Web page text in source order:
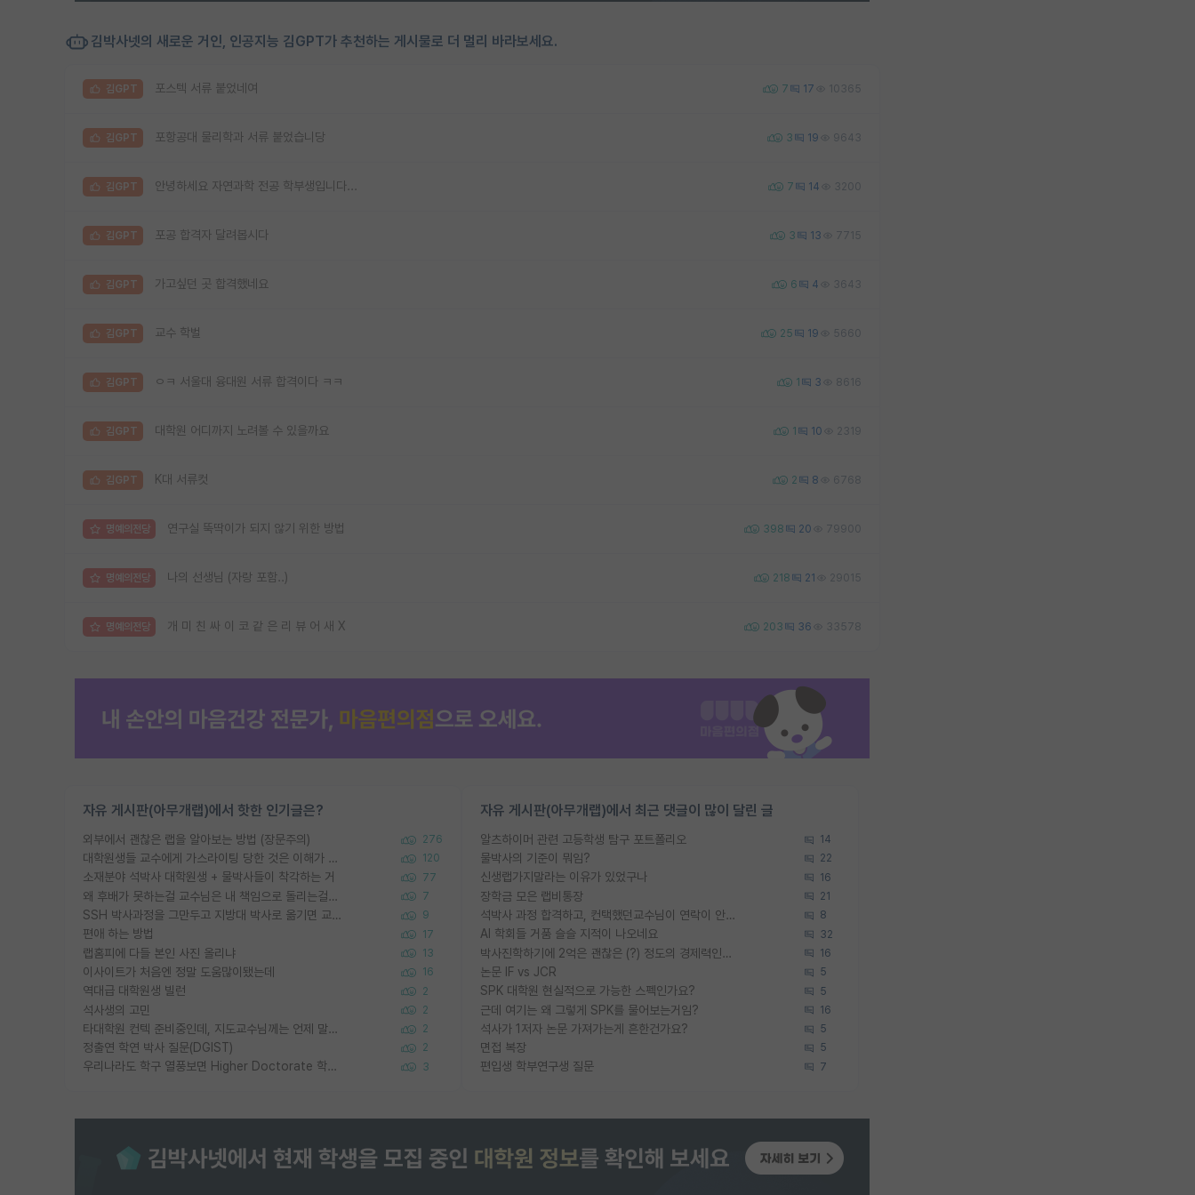
김박사넷의 새로운 거인, 인공지능 김GPT가 추천하는 게시물로 더 멀리 바라보세요.
김GPT 포스텍 서류 붙었네여 7 17 10365
김GPT 포항공대 물리학과 서류 붙었습니당 3 19 9643
김GPT 안녕하세요 자연과학 전공 학부생입니다... 7 14 3200
김GPT 포공 합격자 달려봅시다 3 13 7715
김GPT 가고싶던 곳 합격했네요 6 4 3643
김GPT 교수 학벌 25 19 5660
김GPT ㅇㅋ 서울대 융대원 서류 합격이다 ㅋㅋ 1 3 8616
김GPT 대학원 어디까지 노려볼 수 있을까요 1 10 2319
김GPT K대 서류컷 2 8 6768
명예의전당 연구실 뚝딱이가 되지 않기 위한 방법 398 20 79900
명예의전당 나의 선생님 (자랑 포함..) 218 21 29015
명예의전당 개 미 친 싸 이 코 같 은 리 뷰 어 새 X 203 36 33578
자유 게시판(아무개랩)에서 핫한 인기글은?
외부에서 괜찮은 랩을 알아보는 방법 (장문주의) 276
대학원생들 교수에게 가스라이팅 당한 것은 이해가 갑니다. 안타깝네요. 120
소재분야 석박사 대학원생 + 물박사들이 착각하는 거 77
왜 후배가 못하는걸 교수님은 내 책임으로 돌리는걸까요? 7
SSH 박사과정을 그만두고 지방대 박사로 옮기면 교수의 꿈은 끝일까요? 9
편애 하는 방법 17
랩홈피에 다들 본인 사진 올리냐 13
이사이트가 처음엔 정말 도움많이됐는데 16
역대급 대학원생 빌런 2
석사생의 고민 2
타대학원 컨텍 준비중인데, 지도교수님께는 언제 말씀드려야 할까요? 2
정출연 학연 박사 질문(DGIST) 2
우리나라도 학구 열풍보면 Higher Doctorate 학위가 필요하다고 봅니다. 3
자유 게시판(아무개랩)에서 최근 댓글이 많이 달린 글
알츠하이머 관련 고등학생 탐구 포트폴리오 14
물박사의 기준이 뭐임? 22
신생랩가지말라는 이유가 있었구나 16
장학금 모은 랩비통장 21
석박사 과정 합격하고, 컨택했던교수님이 연락이 안됩니다... 8
AI 학회들 거품 슬슬 지적이 나오네요 32
박사진학하기에 2억은 괜찮은 (?) 정도의 경제력인가요 16
논문 IF vs JCR 5
SPK 대학원 현실적으로 가능한 스펙인가요? 5
근데 여기는 왜 그렇게 SPK를 물어보는거임? 16
석사가 1저자 논문 가져가는게 흔한건가요? 5
면접 복장 5
편입생 학부연구생 질문 7